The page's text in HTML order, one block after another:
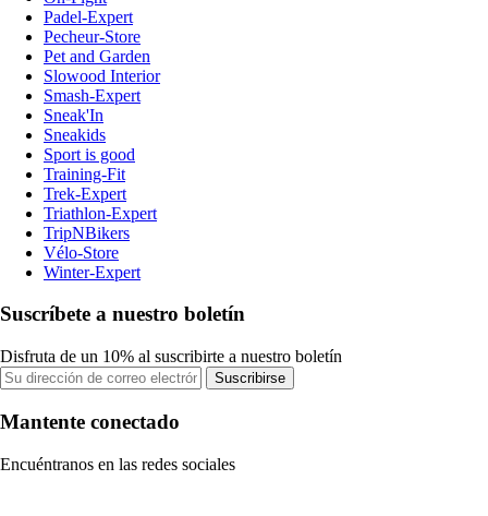
Padel-Expert
Pecheur-Store
Pet and Garden
Slowood Interior
Smash-Expert
Sneak'In
Sneakids
Sport is good
Training-Fit
Trek-Expert
Triathlon-Expert
TripNBikers
Vélo-Store
Winter-Expert
Suscríbete a nuestro boletín
Disfruta de un 10% al suscribirte a nuestro boletín
Suscribirse
Mantente conectado
Encuéntranos en las redes sociales